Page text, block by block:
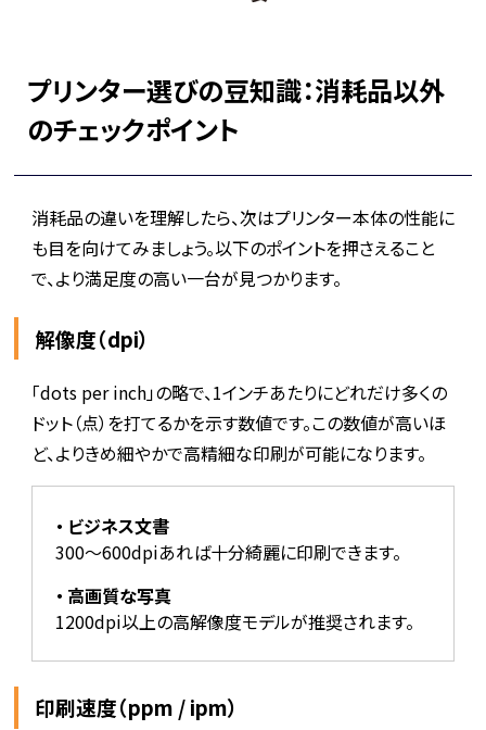
プリンター選びの豆知識：消耗品以外
のチェックポイント
消耗品の違いを理解したら、次はプリンター本体の性能に
も目を向けてみましょう。以下のポイントを押さえること
で、より満足度の高い一台が見つかります。
解像度（dpi）
「dots per inch」の略で、1インチあたりにどれだけ多くの
ドット（点）を打てるかを示す数値です。この数値が高いほ
ど、よりきめ細やかで高精細な印刷が可能になります。
ビジネス文書
300～600dpiあれば十分綺麗に印刷できます。
高画質な写真
1200dpi以上の高解像度モデルが推奨されます。
印刷速度（ppm / ipm）